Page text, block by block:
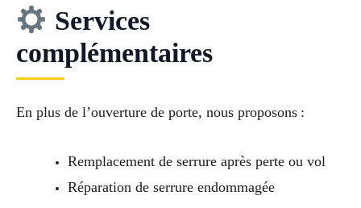
Services
complémentaires
En plus de l’ouverture de porte, nous proposons :
Remplacement de serrure après perte ou vol
Réparation de serrure endommagée